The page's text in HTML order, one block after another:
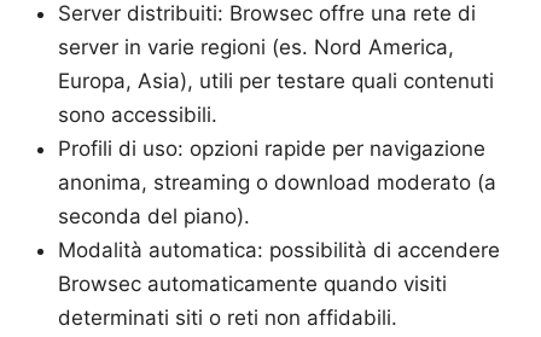
Server distribuiti: Browsec offre una rete di
server in varie regioni (es. Nord America,
Europa, Asia), utili per testare quali contenuti
sono accessibili.
Profili di uso: opzioni rapide per navigazione
anonima, streaming o download moderato (a
seconda del piano).
Modalità automatica: possibilità di accendere
Browsec automaticamente quando visiti
determinati siti o reti non affidabili.